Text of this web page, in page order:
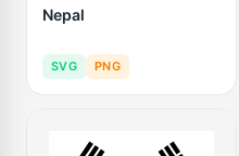
Nepal
SVG PNG